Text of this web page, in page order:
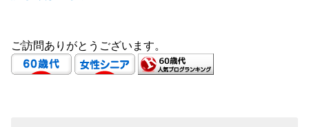
ご訪問ありがとうございます。